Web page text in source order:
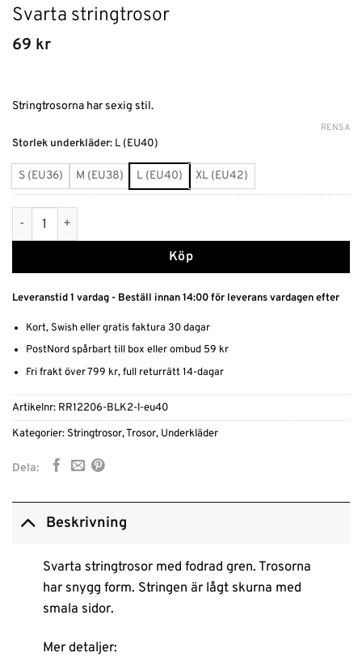
Svarta stringtrosor
69 kr
Stringtrosorna har sexig stil.
Storlek underkläder: L (EU40)
S (EU36) M (EU38) L (EU40) XL (EU42)
RENSA
Svarta stringtrosor mängd
Köp
Alternative:
Leveranstid 1 vardag - Beställ innan 14:00 för leverans vardagen efter
Kort, Swish eller gratis faktura 30 dagar
PostNord spårbart till box eller ombud 59 kr
Fri frakt över 799 kr, full returrätt 14-dagar
Artikelnr: RR12206-BLK2-l-eu40
Kategorier: Stringtrosor,Trosor, Underkläder
Dela:
Beskrivning
Svarta stringtrosor med fodrad gren. Trosorna
har snygg form. Stringen är lågt skurna med
smala sidor.
Mer detaljer: